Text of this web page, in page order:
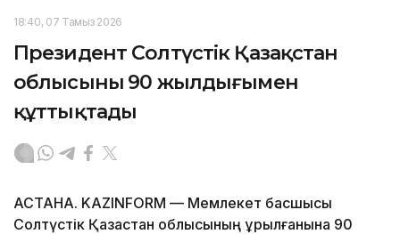
18:40, 07 Тамыз 2026
Президент Солтүстік Қазақстан
облысының 90 жылдығымен
құттықтады
АСТАНА. KAZINFORM — Мемлекет басшысы
Солтүстік Қазақстан облысының құрылғанына 90